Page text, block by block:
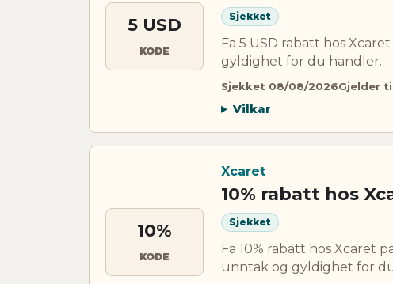
5 USD
KODE
Sjekket
Fa 5 USD rabatt hos
gyldighet for du handler.
Sjekket 08/08/2026Gjelder
Vilkar
10%
KODE
Xcaret
10% rabatt hos
Sjekket
Fa 10% rabatt hos Xcaret
unntak og gyldighet for